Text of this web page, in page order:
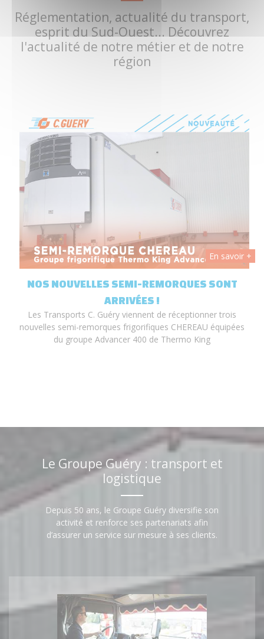
Réglementation, actualité du transport,
esprit du Sud-Ouest... Découvrez
l'actualité de notre métier et de notre
région
En savoir +
NOS NOUVELLES SEMI-REMORQUES SONT
ARRIVÉES !
Les Transports C. Guéry viennent de réceptionner trois
nouvelles semi-remorques frigorifiques CHEREAU équipées
du groupe Advancer 400 de Thermo King
Le Groupe Guéry : transport et
logistique
Depuis 50 ans, le Groupe Guéry diversifie son
activité et renforce ses partenariats afin
d’assurer un service sur mesure à ses clients.